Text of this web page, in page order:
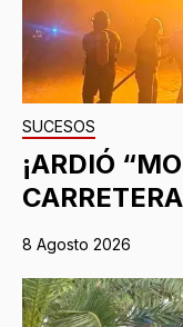
SUCESOS
¡ARDIÓ
8 Agosto 2026